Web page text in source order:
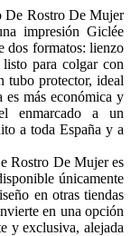
De Rostro De Mujer
impresión Giclée
dos formatos: lienzo
para colgar con
tubo protector, ideal
es más económica y
enmarcado a un
a toda España y a
Rostro De Mujer es
únicamente
en otras tiendas
en una opción
y exclusiva, alejada